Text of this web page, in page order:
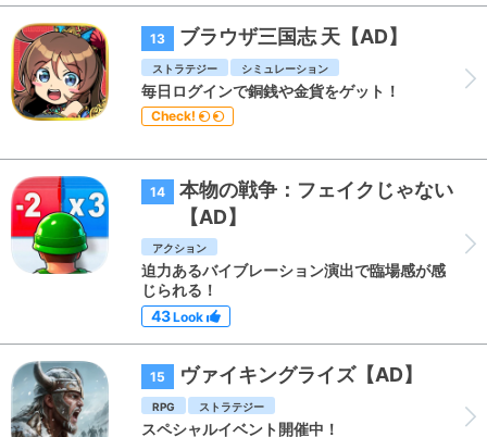
13 ブラウザ三国志 天【AD】
ストラテジー シミュレーション
毎日ログインで銅銭や金貨をゲット！
Check!
14
本物の戦争：フェイクじゃない
【AD】
アクション
迫力あるバイブレーション演出で臨場感が感
じられる！
43Look
15 ヴァイキングライズ【AD】
RPG ストラテジー
スペシャルイベント開催中！